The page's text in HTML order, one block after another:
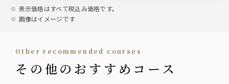
サワー
ダ・ピーチウーロン・ほうじ茶ハイ
ワイン
表示価格はすべて税込み価格です。
画像はイメージです
other recommended courses
その他のおすすめコース